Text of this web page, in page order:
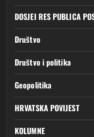
DOSJEI RES PUBLICA
Društvo
Društvo i politika
Geopolitika
HRVATSKA POVIJEST
KOLUMNE